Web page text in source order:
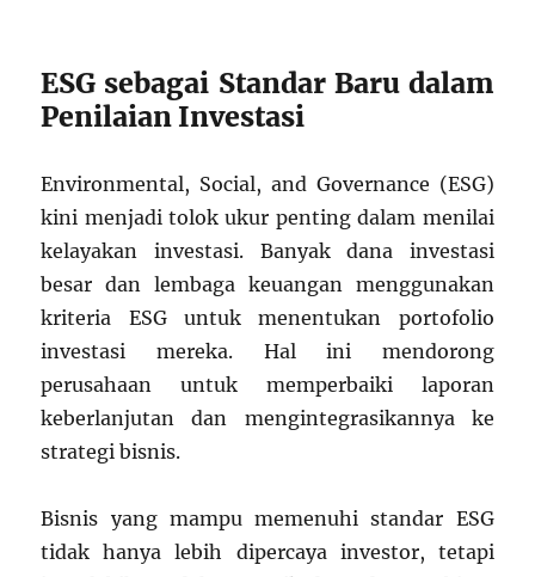
ESG sebagai Standar Baru dalam
Penilaian Investasi
Environmental, Social, and Governance (ESG)
kini menjadi tolok ukur penting dalam menilai
kelayakan investasi. Banyak dana investasi
besar dan lembaga keuangan menggunakan
kriteria ESG untuk menentukan portofolio
investasi mereka. Hal ini mendorong
perusahaan untuk memperbaiki laporan
keberlanjutan dan mengintegrasikannya ke
strategi bisnis.
Bisnis yang mampu memenuhi standar ESG
tidak hanya lebih dipercaya investor, tetapi